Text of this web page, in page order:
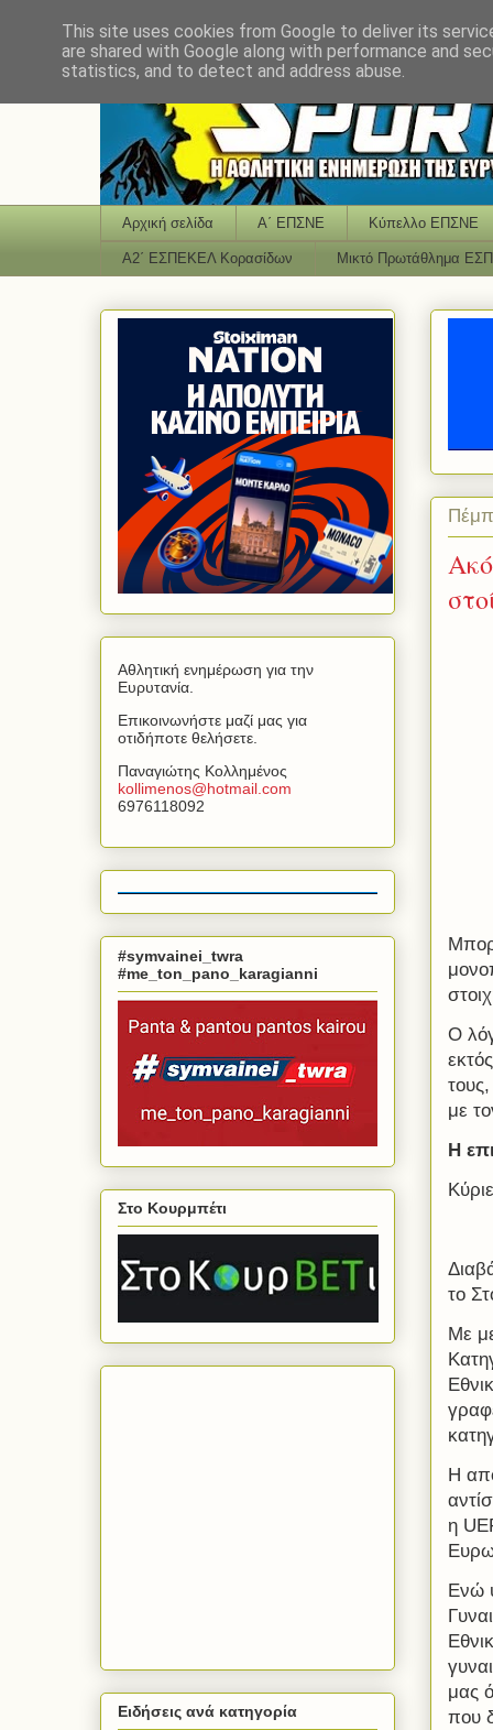
Αρχική σελίδα Α΄ ΕΠΣΝΕ Κύπελλο ΕΠΣΝΕ
Α2΄ ΕΣΠΕΚΕΛ Κορασίδων Μικτό Πρωτάθλημα
Ο
με
Η
το
Με
Η
η
Ενώ
μας
που
Αθλητική ενημέρωση για την
Ευρυτανία.
Επικοινωνήστε μαζί μας για
οτιδήποτε θελήσετε.
Παναγιώτης Κολλημένος
kollimenos@hotmail com
6976118092
#symvainei_twra
#me_ton_pano_karagianni
Στο Κουρμπέτι
Ειδήσεις ανά κατηγορία
This site uses cookies from Google to deliver its
are shared with Google along with performance and
statistics, and to detect and address abuse.